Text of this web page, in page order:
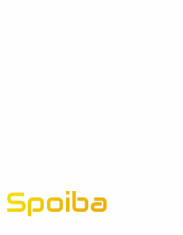
Spoiba